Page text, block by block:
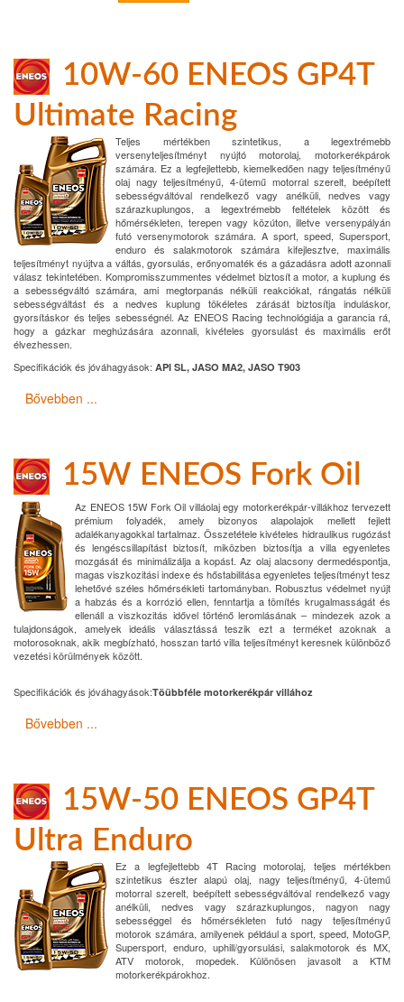
10W-60 ENEOS GP4T
Ultimate Racing
Teljes mértékben szintetikus, a legextrémebb
versenyteljesítményt nyújtó motorolaj, motorkerékpárok
számára. Ez a legfejlettebb, kiemelkedően nagy teljesítményű
olaj nagy teljesítményű, 4-ütemű motorral szerelt, beépített
sebességváltóval rendelkező vagy anélküli, nedves vagy
szárazkuplungos, a legextrémebb feltételek között és
hőmérsékleten, terepen vagy közúton, illetve versenypályán
futó versenymotorok számára. A sport, speed, Supersport,
enduro és salakmotorok számára kifejlesztve, maximális
teljesítményt nyújtva a váltás, gyorsulás, erőnyomaték és a gázadásra adott azonnali
válasz tekintetében. Kompromisszummentes védelmet biztosít a motor, a kuplung és
a sebességváltó számára, ami megtorpanás nélküli reakciókat, rángatás nélküli
sebességváltást és a nedves kuplung tökéletes zárását biztosítja induláskor,
gyorsításkor és teljes sebességnél. Az ENEOS Racing technológiája a garancia rá,
hogy a gázkar meghúzására azonnali, kivételes gyorsulást és maximális erőt
élvezhessen.
Specifikációk és jóváhagyások: API SL, JASO MA2, JASO T903
Bővebben ...
15W ENEOS Fork Oil
Az ENEOS 15W Fork Oil villáolaj egy motorkerékpár-villákhoz tervezett
prémium folyadék, amely bizonyos alapolajok mellett fejlett
adalékanyagokkal tartalmaz. Összetétele kivételes hidraulikus rugózást
és lengéscsillapítást biztosít, miközben biztosítja a villa egyenletes
mozgását és minimálizálja a kopást. Az olaj alacsony dermedéspontja,
magas viszkozitási indexe és hőstabilitása egyenletes teljesítményt tesz
lehetővé széles hőmérsékleti tartományban. Robusztus védelmet nyújt
a habzás és a korrózió ellen, fenntartja a tömítés krugalmasságát és
ellenáll a viszkozitás idővel történő leromlásának – mindezek azok a
tulajdonságok, amelyek ideális választássá teszik ezt a terméket azoknak a
motorosoknak, akik megbízható, hosszan tartó villa teljesítményt keresnek különböző
vezetési körülmények között.
Specifikációk és jóváhagyások:Töübbféle motorkerékpár villához
Bővebben ...
15W-50 ENEOS GP4T
Ultra Enduro
Ez a legfejlettebb 4T Racing motorolaj, teljes mértékben
szintetikus észter alapú olaj, nagy teljesítményű, 4-ütemű
motorral szerelt, beépített sebességváltóval rendelkező vagy
anélküli, nedves vagy szárazkuplungos, nagyon nagy
sebességgel és hőmérsékleten futó nagy teljesítményű
motorok számára, amilyenek például a sport, speed, MotoGP,
Supersport, enduro, uphill/gyorsulási, salakmotorok és MX,
ATV motorok, mopedek. Különösen javasolt a KTM
motorkerékpárokhoz.